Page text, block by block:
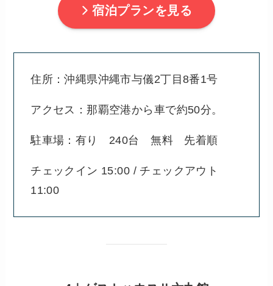
宿泊プランを見る
住所：沖縄県沖縄市与儀2丁目8番1号
アクセス：那覇空港から車で約50分。
駐車場：有り 240台 無料 先着順
チェックイン 15:00 / チェックアウト
11:00